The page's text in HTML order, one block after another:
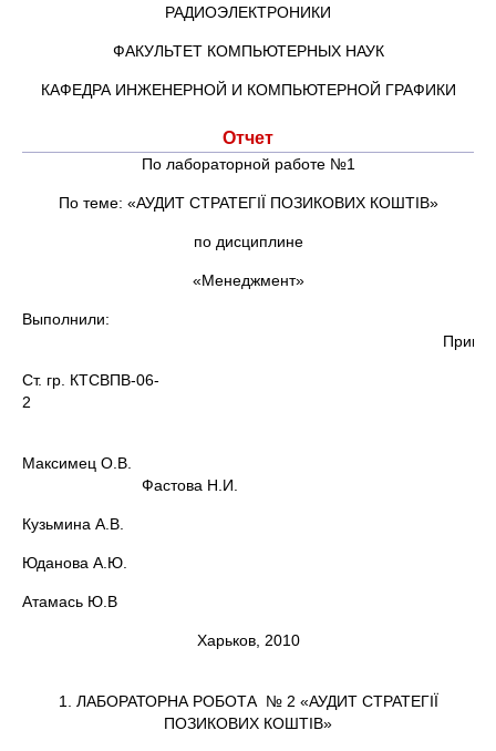
РАДИОЭЛЕКТРОНИКИ
ФАКУЛЬТЕТ КОМПЬЮТЕРНЫХ НАУК
КАФЕДРА ИНЖЕНЕРНОЙ И КОМПЬЮТЕРНОЙ ГРАФИКИ
Отчет
По лабораторной работе №1
По теме: «АУДИТ СТРАТЕГІЇ ПОЗИКОВИХ КОШТІВ»
по дисциплине
«Менеджмент»
Выполнили:
Ст. гр. КТСВПВ-06-
2
Максимец О.В.
Фастова Н.И.
Кузьмина А.В.
Юданова А.Ю.
Атамась Ю.В
Харьков, 2010
1. ЛАБОРАТОРНА РОБОТА № 2 «АУДИТ СТРАТЕГІЇ
ПОЗИКОВИХ КОШТІВ»